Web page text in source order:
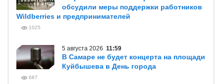
обсудили меры поддержки работников
Wildberries и предпринимателей
1025
5 августа 2026 11:59
В Самаре не будет концерта на площади
Куйбышева в День города
687